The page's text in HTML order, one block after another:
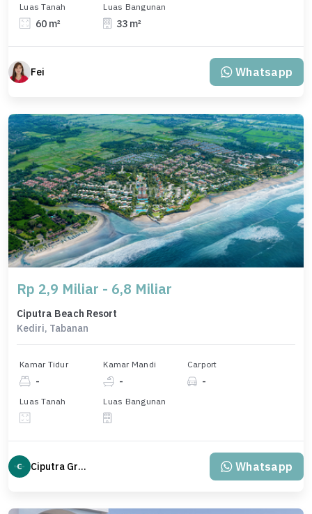
Luas Tanah
60 m²
Luas Bangunan
33 m²
Fei Whatsapp
Rp 2,9 Miliar - 6,8 Miliar
Ciputra Beach Resort
Kediri, Tabanan
Kamar Tidur
-
Kamar Mandi
-
Carport
-
Luas Tanah Luas Bangunan
Ciputra Group Whatsapp